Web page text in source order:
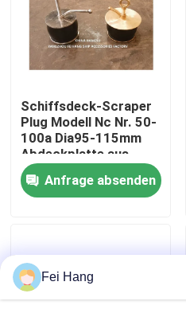
Qualitätskontrolle
Kontakt
Referenzen
Marine-Wasserfilter
Marine Sea Water Strainer
Schiffsdeck-Scraper
Plug Modell Nc Nr. 50-
100a Dia95-115mm
Abdeckplatte aus
Kupfer, Karosserie-
Kautschuk
Anfrage absenden
Fei Hang